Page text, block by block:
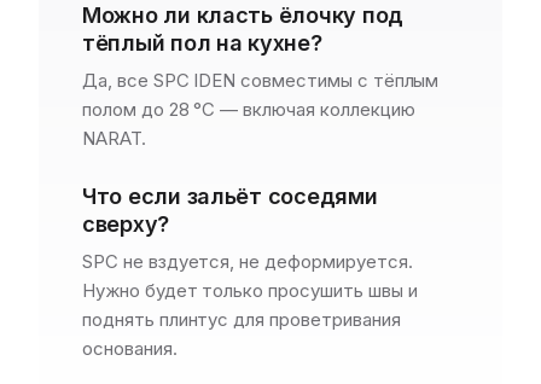
Можно ли класть ёлочку под
тёплый пол на кухне?
Да, все SPC IDEN совместимы с тёплым
полом до 28 °C — включая коллекцию
NARAT.
Что если зальёт соседями
сверху?
SPC не вздуется, не деформируется.
Нужно будет только просушить швы и
поднять плинтус для проветривания
основания.